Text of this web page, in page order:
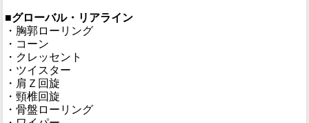
■グローバル・リアライン
・胸郭ローリング
・コーン
・クレッセント
・ツイスター
・肩Ｚ回旋
・頸椎回旋
・骨盤ローリング